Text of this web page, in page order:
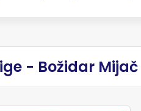
- Božidar Mijač